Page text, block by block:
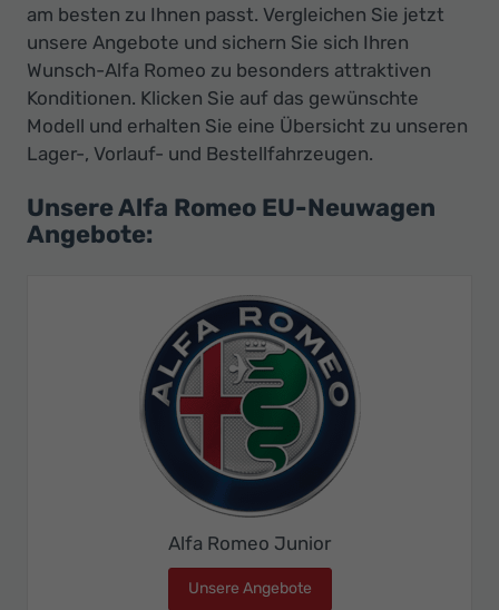
am besten zu Ihnen passt. Vergleichen Sie jetzt
unsere Angebote und sichern Sie sich Ihren
Wunsch-Alfa Romeo zu besonders attraktiven
Konditionen. Klicken Sie auf das gewünschte
Modell und erhalten Sie eine Übersicht zu unseren
Lager-, Vorlauf- und Bestellfahrzeugen.
Unsere Alfa Romeo EU-Neuwagen
Angebote:
Alfa Romeo Junior
Unsere Angebote